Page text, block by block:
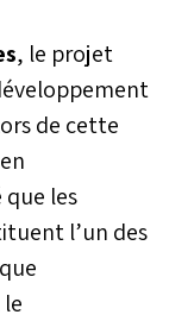
, le projet
de cette
les
l’un des